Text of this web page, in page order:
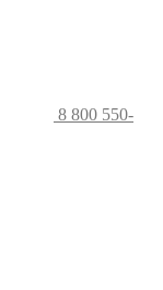
8 800 550-